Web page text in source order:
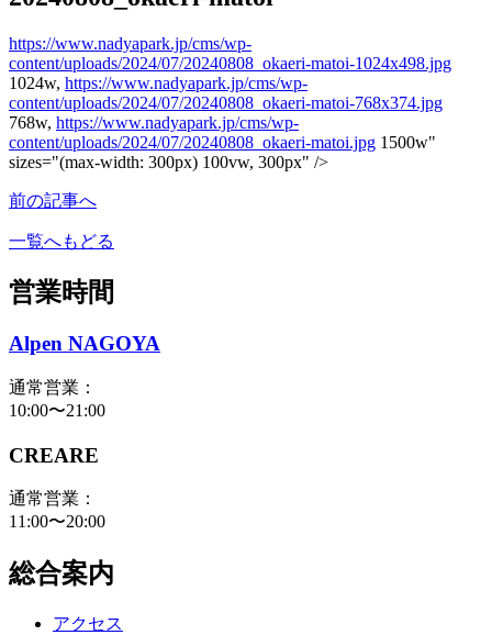
https://www.nadyapark.jp/cms/wp-
content/uploads/2024/07/20240808_okaeri-matoi-1024x498.jpg
1024w, https://www.nadyapark.jp/cms/wp-
content/uploads/2024/07/20240808_okaeri-matoi-768x374.jpg
768w, https://www.nadyapark.jp/cms/wp-
content/uploads/2024/07/20240808_okaeri-matoi.jpg 1500w"
sizes="(max-width: 300px) 100vw, 300px" />
前の記事へ
一覧へもどる
営業時間
Alpen NAGOYA
通常営業：
10:00〜21:00
CREARE
通常営業：
11:00〜20:00
総合案内
アクセス